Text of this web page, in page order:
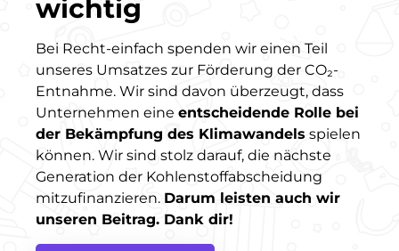
wichtig
Bei Recht-einfach spenden wir einen Teil
unseres Umsatzes zur Förderung der CO₂-
Entnahme. Wir sind davon überzeugt, dass
Unternehmen eine entscheidende Rolle bei
der Bekämpfung des Klimawandels spielen
können. Wir sind stolz darauf, die nächste
Generation der Kohlenstoffabscheidung
mitzufinanzieren. Darum leisten auch wir
unseren Beitrag. Dank dir!